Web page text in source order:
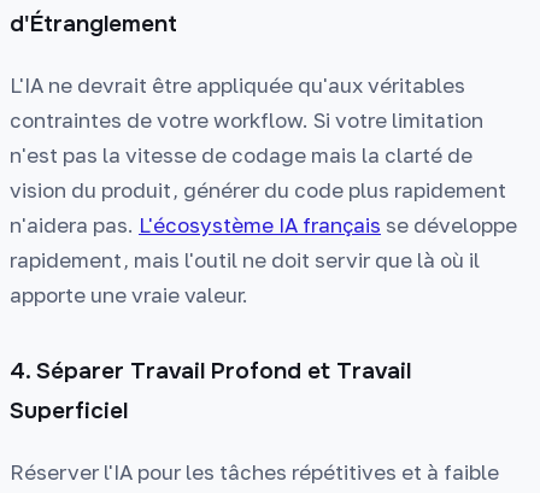
d'Étranglement
L'IA ne devrait être appliquée qu'aux véritables
contraintes de votre workflow. Si votre limitation
n'est pas la vitesse de codage mais la clarté de
vision du produit, générer du code plus rapidement
n'aidera pas. L'écosystème IA français se développe
rapidement, mais l'outil ne doit servir que là où il
apporte une vraie valeur.
4. Séparer Travail Profond et Travail
Superficiel
Réserver l'IA pour les tâches répétitives et à faible